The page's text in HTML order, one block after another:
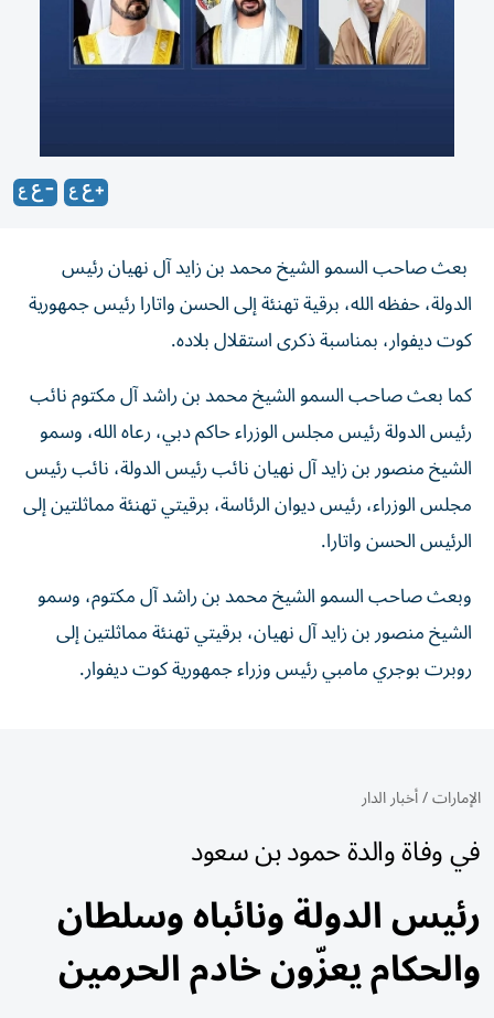
بعث صاحب السمو الشيخ محمد بن زايد آل نهيان رئيس
الدولة، حفظه الله، برقية تهنئة إلى الحسن واتارا رئيس جمهورية
كوت ديفوار، بمناسبة ذكرى استقلال بلاده.
كما بعث صاحب السمو الشيخ محمد بن راشد آل مكتوم نائب
رئيس الدولة رئيس مجلس الوزراء حاكم دبي، رعاه الله، وسمو
الشيخ منصور بن زايد آل نهيان نائب رئيس الدولة، نائب رئيس
مجلس الوزراء، رئيس ديوان الرئاسة، برقيتي تهنئة مماثلتين إلى
الرئيس الحسن واتارا.
وبعث صاحب السمو الشيخ محمد بن راشد آل مكتوم، وسمو
الشيخ منصور بن زايد آل نهيان، برقيتي تهنئة مماثلتين إلى
روبرت بوجري مامبي رئيس وزراء جمهورية كوت ديفوار.
الإمارات/أخبار الدار
في وفاة والدة حمود بن سعود
رئيس الدولة ونائباه وسلطان
والحكام يعزّون خادم الحرمين